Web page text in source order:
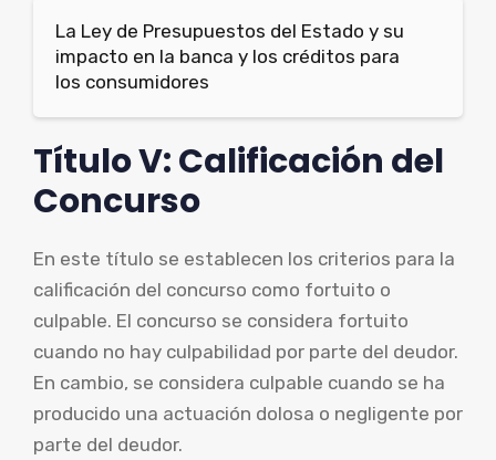
La Ley de Presupuestos del Estado y su
impacto en la banca y los créditos para
los consumidores
Título V: Calificación del
Concurso
En este título se establecen los criterios para la
calificación del concurso como fortuito o
culpable. El concurso se considera fortuito
cuando no hay culpabilidad por parte del deudor.
En cambio, se considera culpable cuando se ha
producido una actuación dolosa o negligente por
parte del deudor.